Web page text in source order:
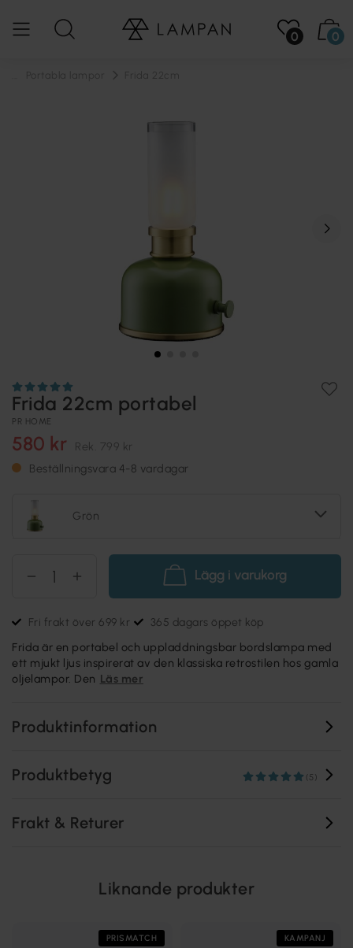
0 0
Frida 22cm portabel
PR HOME
580 kr Rek. 799 kr
Beställningsvara 4-8 vardagar
Grön
Lägg i varukorg
Fri frakt över 699 kr 365 dagars öppet köp
Frida är en portabel och uppladdningsbar bordslampa med
ett mjukt ljus inspirerat av den klassiska retrostilen hos gamla
oljelampor. Den Läs mer
Produktinformation
Produktbetyg (5)
Frakt & Returer
Liknande produkter
PRISMATCH KAMPANJ